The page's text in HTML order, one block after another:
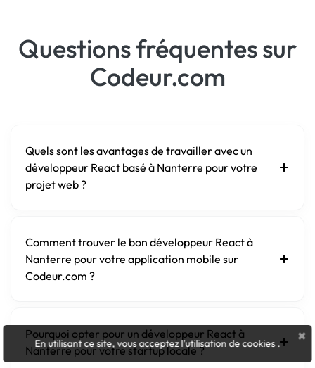
Questions fréquentes sur
Codeur.com
Quels sont les avantages de travailler avec un
développeur React basé à Nanterre pour votre
projet web ?
Comment trouver le bon développeur React à
Nanterre pour votre application mobile sur
Codeur.com ?
Pourquoi opter pour un développeur React à
Nanterre pour votre startup locale ?
×
En utilisant ce site, vous acceptez l'utilisation de cookies.